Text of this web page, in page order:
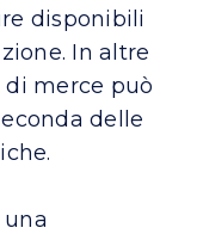
disponibili
In altre
di merce può
delle